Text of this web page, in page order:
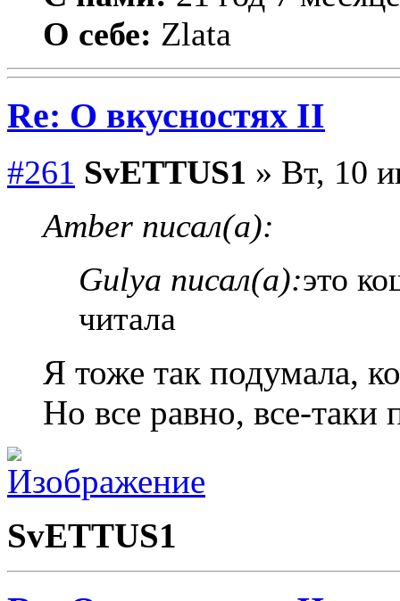
О себе: Zlata
Re: О вкусностях II
#261 SvETTUS1 » Вт, 10
Amber писал(а):
Gulya писал(а):это
читала
Я тоже так подумала,
Но все равно, все-таки
SvETTUS1